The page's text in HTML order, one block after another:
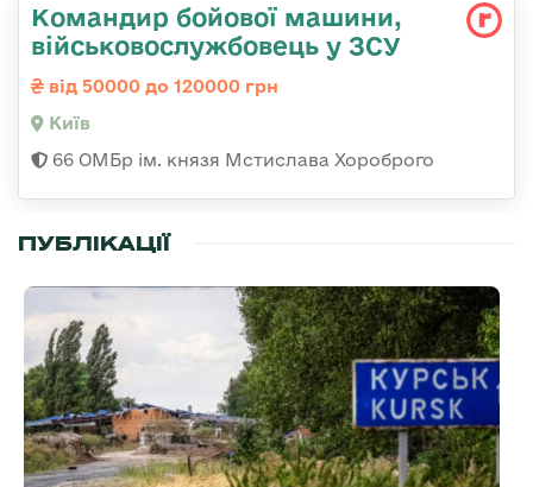
Командир бойової машини,
військовослужбовець у ЗСУ
від 50000 до 120000 грн
Київ
66 ОМБр ім. князя Мстислава Хороброго
ПУБЛІКАЦІЇ